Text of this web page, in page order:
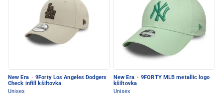
New Era · 9Forty Los Angeles Dodgers
Check infill kšiltovka
Unisex
New Era · 9FORTY MLB metallic logo
kšiltovka
Unisex